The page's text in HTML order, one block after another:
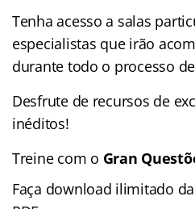
Tenha acesso a salas
especialistas que irão
durante todo o processo
Desfrute de recursos de
inéditos!
Treine com o Gran
Faça download ilimitado